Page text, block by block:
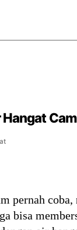
pernah
bisa